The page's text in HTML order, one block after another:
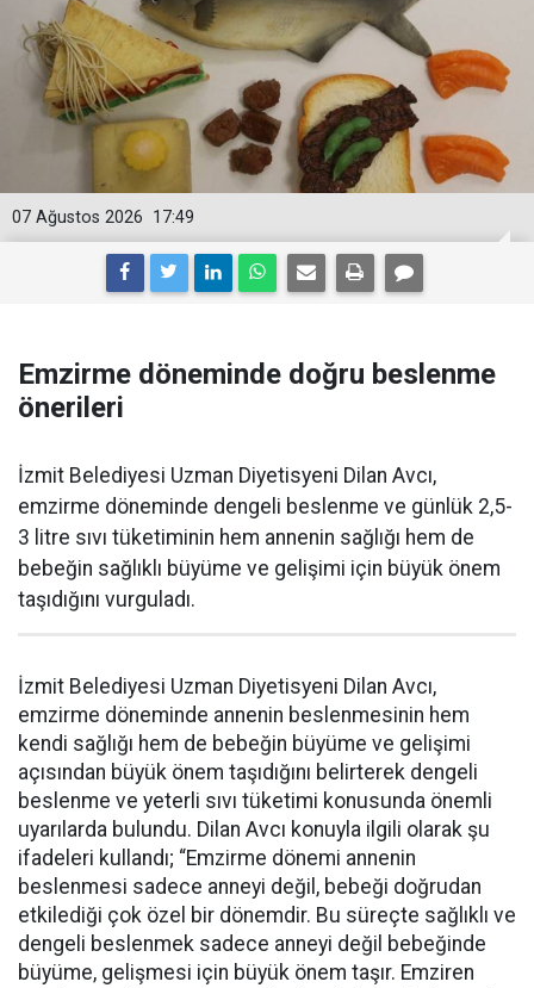
17:49
07 Ağustos 2026
Emzirme döneminde doğru beslenme
önerileri
İzmit Belediyesi Uzman Diyetisyeni Dilan Avcı,
emzirme döneminde dengeli beslenme ve günlük 2,5-
3 litre sıvı tüketiminin hem annenin sağlığı hem de
bebeğin sağlıklı büyüme ve gelişimi için büyük önem
taşıdığını vurguladı.
İzmit Belediyesi Uzman Diyetisyeni Dilan Avcı,
emzirme döneminde annenin beslenmesinin hem
kendi sağlığı hem de bebeğin büyüme ve gelişimi
açısından büyük önem taşıdığını belirterek dengeli
beslenme ve yeterli sıvı tüketimi konusunda önemli
uyarılarda bulundu. Dilan Avcı konuyla ilgili olarak şu
ifadeleri kullandı; “Emzirme dönemi annenin
beslenmesi sadece anneyi değil, bebeği doğrudan
etkilediği çok özel bir dönemdir. Bu süreçte sağlıklı ve
dengeli beslenmek sadece anneyi değil bebeğinde
büyüme, gelişmesi için büyük önem taşır. Emziren